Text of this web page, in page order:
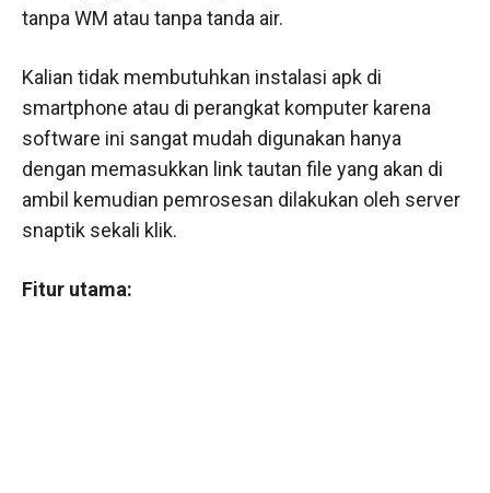
tanpa WM atau tanpa tanda air.
Kalian tidak membutuhkan instalasi apk di
smartphone atau di perangkat komputer karena
software ini sangat mudah digunakan hanya
dengan memasukkan link tautan file yang akan di
ambil kemudian pemrosesan dilakukan oleh server
snaptik sekali klik.
Fitur utama: